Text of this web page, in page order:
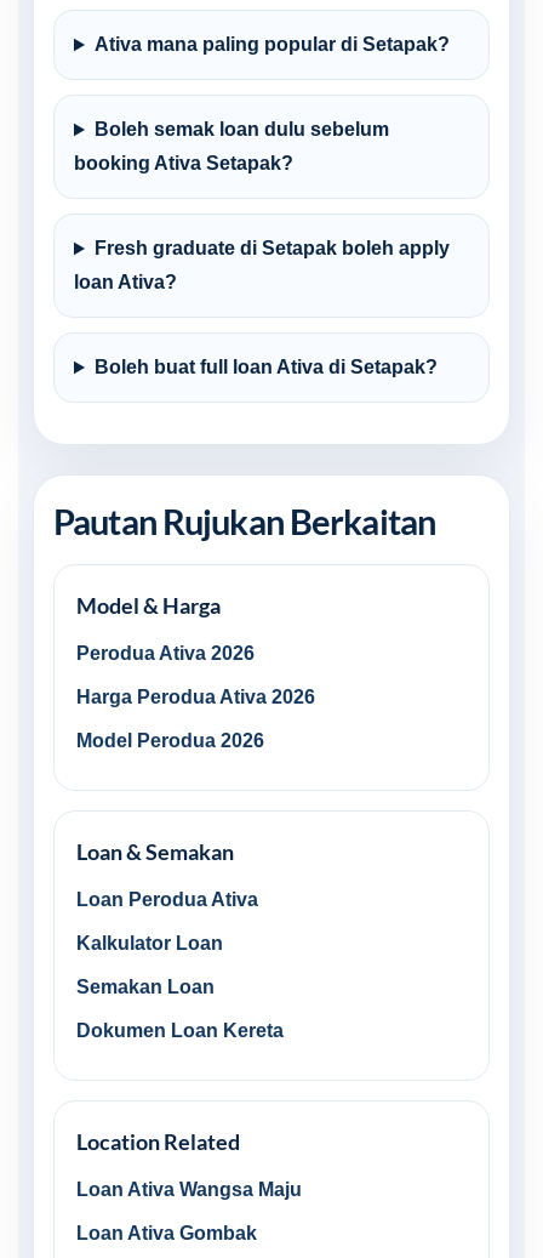
Ativa mana paling popular di Setapak?
Boleh semak loan dulu sebelum
booking Ativa Setapak?
Fresh graduate di Setapak boleh apply
loan Ativa?
Boleh buat full loan Ativa di Setapak?
Pautan Rujukan Berkaitan
Model & Harga
Perodua Ativa 2026
Harga Perodua Ativa 2026
Model Perodua 2026
Loan & Semakan
Loan Perodua Ativa
Kalkulator Loan
Semakan Loan
Dokumen Loan Kereta
Location Related
Loan Ativa Wangsa Maju
Loan Ativa Gombak